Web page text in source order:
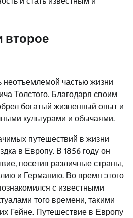
второе
неотъемлемой частью жизни
Толстого. Благодаря своим
богатый жизненный опыт и
культурами и обычаями.
путешествий в жизни
в Европу. В 1856 году он
посетив различные страны,
и Германию. Во время этого
с известными
того времени, такими
Гейне. Путешествие в Европу